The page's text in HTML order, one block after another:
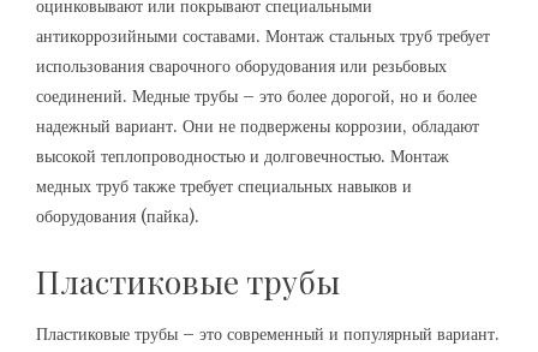
оцинковывают или покрывают специальными
антикоррозийными составами. Монтаж стальных труб требует
использования сварочного оборудования или резьбовых
соединений. Медные трубы – это более дорогой, но и более
надежный вариант. Они не подвержены коррозии, обладают
высокой теплопроводностью и долговечностью. Монтаж
медных труб также требует специальных навыков и
оборудования (пайка).
Пластиковые трубы
Пластиковые трубы – это современный и популярный вариант.